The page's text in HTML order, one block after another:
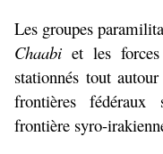
Les groupes
Chaabi et les
stationnés tout
frontières fédéraux
frontière syro-